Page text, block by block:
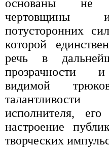
основаны не
чертовщины
потусторонних
которой
речь в
прозрачности и
видимой
исполнителя, его
настроение
творческих